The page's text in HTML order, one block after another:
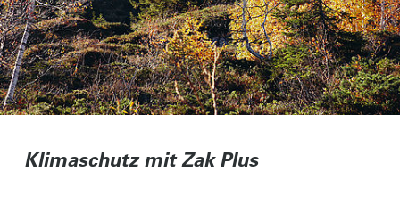
Klimaschutz mit Zak Plus